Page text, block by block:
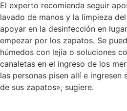
El experto recomienda seguir
lavado de manos y la limpieza
apoyar en la desinfección en
empezar por los zapatos. Se
húmedos con lejía o soluciones
canaletas en el ingreso de los
las personas pisen allí e ingresen
de sus zapatos», sugiere.